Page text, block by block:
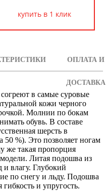
купить в 1 клик
ОПЛАТА И
ДОСТАВКА
в самые суровые
кожи черного
Молнии по бокам
обувь. В составе
шерсть в
%). Это позволяет ногам
же такая пропорция
Литая подошва из
и влагу. Глубокий
по снегу и льду. Подошва
гибкость и упругость.